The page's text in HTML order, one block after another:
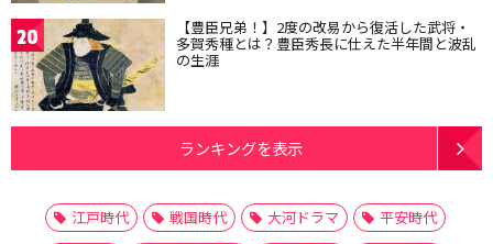
20 【豊臣兄弟！】2度の改易から復活した武将・
多賀秀種とは？豊臣秀長に仕えた半年間と波乱
の生涯
ランキングを表示
江戸時代 戦国時代 大河ドラマ
平安時代